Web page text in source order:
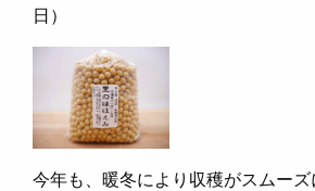
日）
今年も、暖冬により収穫がスムー